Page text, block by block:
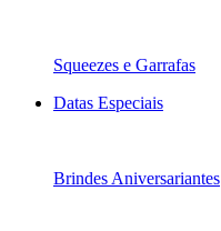
Squeezes e Garrafas
Datas Especiais
Brindes Aniversariantes